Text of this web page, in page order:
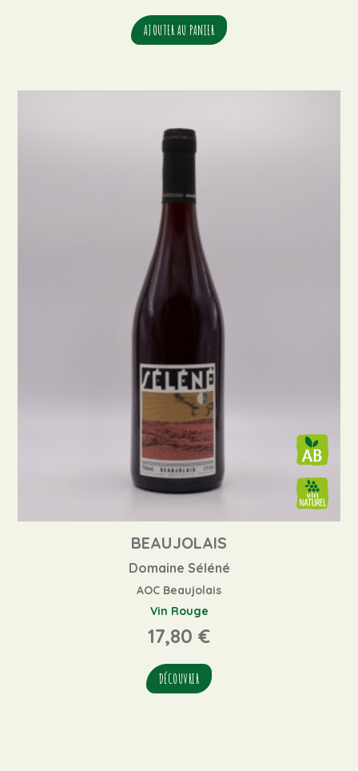
AJOUTER AU PANIER
BEAUJOLAIS
Domaine Séléné
AOC Beaujolais
Vin Rouge
17,80 €
DÉCOUVRIR